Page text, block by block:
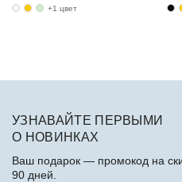
+1 цвет
УЗНАВАЙТЕ ПЕРВЫМИ
О НОВИНКАХ
Ваш подарок — промокод на
90 дней.